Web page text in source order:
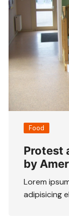
Food
Protest
by
Lorem
adipisicing